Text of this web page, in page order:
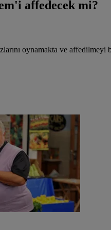
affedecek mi?
oynamakta ve affedilmeyi